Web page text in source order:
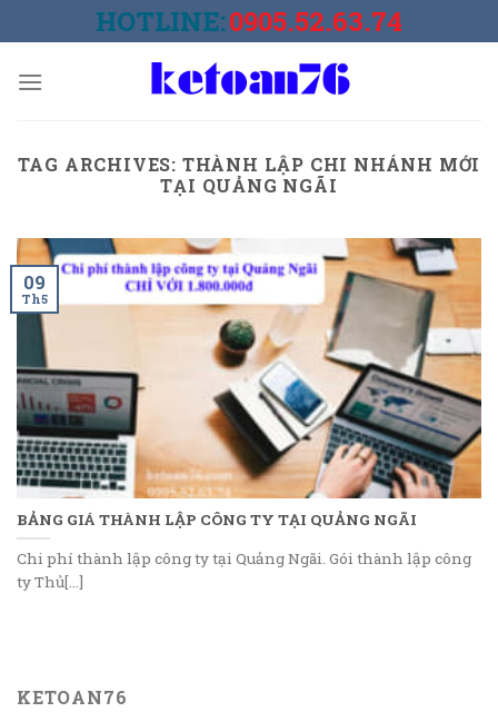
to
HOTLINE:0905.52.63.74
TAG ARCHIVES: THÀNH LẬP CHI NHÁNH MỚI
TẠI QUẢNG NGÃI
BẢNG GIÁ THÀNH LẬP CÔNG TY TẠI QUẢNG NGÃI
Chi phí thành lập công ty tại Quảng Ngãi. Gói thành lập công
ty Thủ[...]
09
Th5
KETOAN76